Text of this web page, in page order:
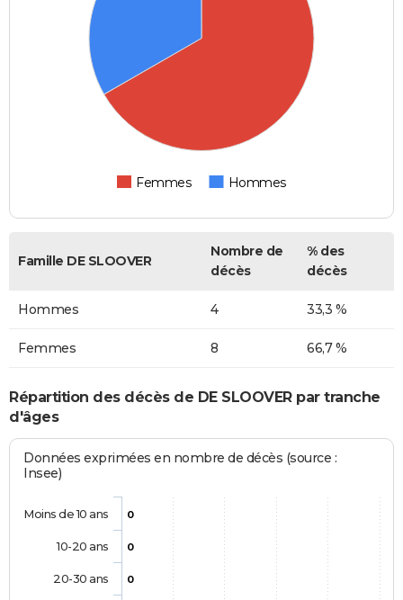
Femmes Hommes
Famille DE SLOOVER
Nombre de
décès
% des
décès
Hommes 4 33,3 %
Femmes 8 66,7 %
Répartition des décès de DE SLOOVER par tranche
d'âges
Données exprimées en nombre de décès (source :
Insee)
0
0
0
Moins de 10 ans
10-20 ans
20-30 ans